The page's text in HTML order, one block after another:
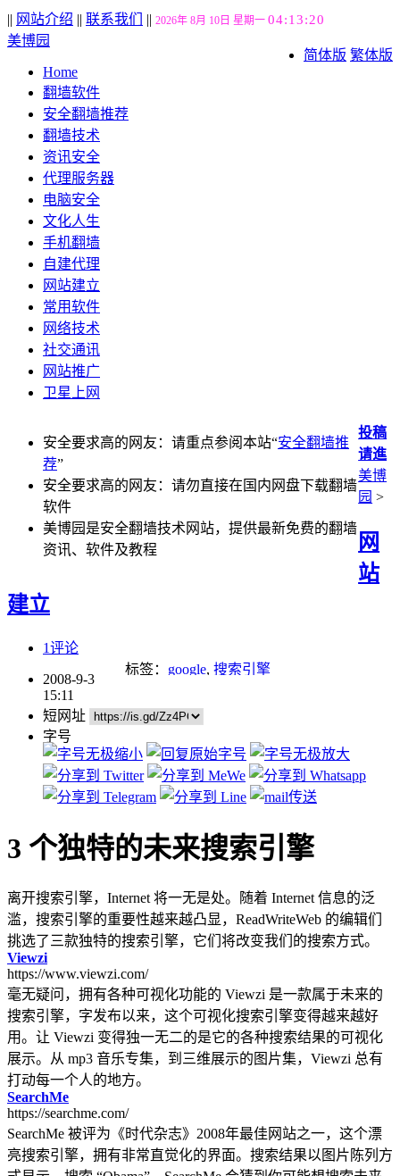
|| 网站介绍 || 联系我们 || 2026年 8月 10日 星期一 04:13:21
简体版 繁体版
美博园
Home
翻墙软件
安全翻墙推荐
翻墙技术
资讯安全
代理服务器
电脑安全
文化人生
手机翻墙
自建代理
网站建立
常用软件
网络技术
社交通讯
网站推广
卫星上网
安全要求高的网友：请重点参阅本站“安全翻墙推
荐”
安全要求高的网友：请勿直接在国内网盘下载翻墙
软件
美博园是安全翻墙技术网站，提供最新免费的翻墙
资讯、软件及教程
投稿
请進
美博
园 >
网
站
建立
1评论
标签： google, 搜索引擎
2008-9-3
15:11
短网址
字号
3 个独特的未来搜索引擎
离开搜索引擎，Internet 将一无是处。随着 Internet 信息的泛
滥，搜索引擎的重要性越来越凸显，ReadWriteWeb 的编辑们
挑选了三款独特的搜索引擎，它们将改变我们的搜索方式。
Viewzi
https://www.viewzi.com/
毫无疑问，拥有各种可视化功能的 Viewzi 是一款属于未来的
搜索引擎，字发布以来，这个可视化搜索引擎变得越来越好
用。让 Viewzi 变得独一无二的是它的各种搜索结果的可视化
展示。从 mp3 音乐专集，到三维展示的图片集，Viewzi 总有
打动每一个人的地方。
SearchMe
https://searchme.com/
SearchMe 被评为《时代杂志》2008年最佳网站之一，这个漂
亮搜索引擎，拥有非常直觉化的界面。搜索结果以图片陈列方